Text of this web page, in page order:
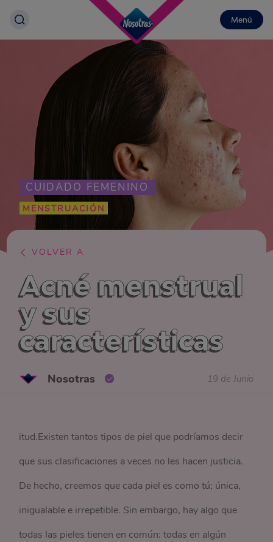
Menú
CUIDADO FEMENINO
MENSTRUACIÓN
VOLVER A
Acné menstrual
y sus
características
Nosotras 19 de Junio
itud.Existen tantos tipos de piel que podríamos decir
que sus clasificaciones a veces no les hacen justicia.
De hecho, creemos que cada piel es como tú; única,
inigualable e irrepetible. Sin embargo, hay algo que
todas las pieles tienen en común: todas en algún